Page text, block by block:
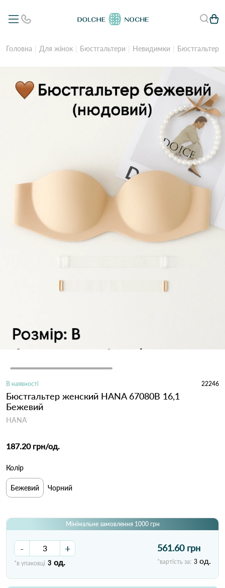
Головна Для жінок Бюстгальтери Невидимки Бюстгальтер
В наявності 22246
Бюстгальтер женский HANA 67080B 16,1
Бежевий
HANA
187.20 грн/од.
Колір
Бежевий Чорний
Мінімальне замовлення 1000 грн
- +
*в упаковці 3 од.
561.60 грн
*вартість за: 3 од.